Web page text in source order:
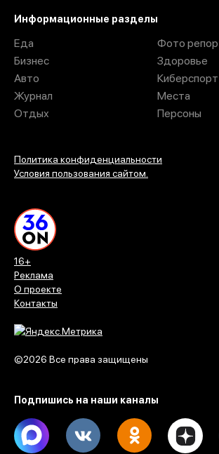
16+
Реклама
О проекте
Контакты
©2026 Все права защищены
Информационные разделы
Еда
Бизнес
Авто
Журнал
Отдых
Фото
Здоровье
Киберспорт
Места
Персоны
Политика конфиденциальности
Условия пользования сайтом.
Подпишись на наши каналы
Max